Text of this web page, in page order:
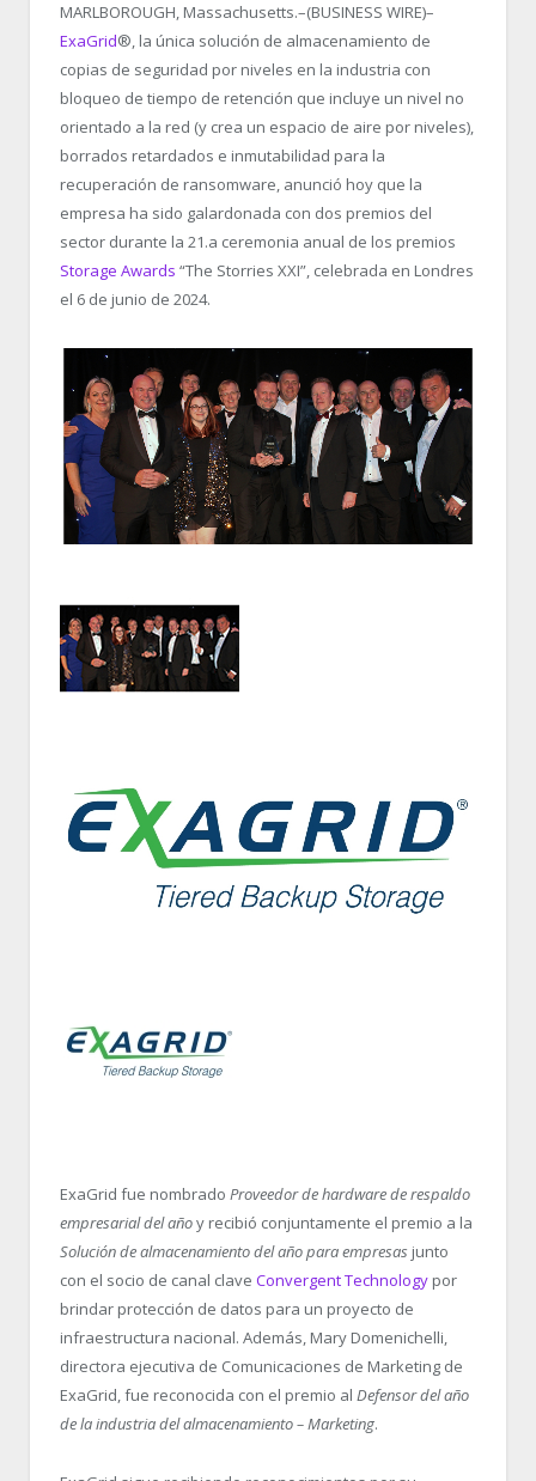
MARLBOROUGH, Massachusetts.–(BUSINESS WIRE)–
ExaGrid®, la única solución de almacenamiento de
copias de seguridad por niveles en la industria con
bloqueo de tiempo de retención que incluye un nivel no
orientado a la red (y crea un espacio de aire por niveles),
borrados retardados e inmutabilidad para la
recuperación de ransomware, anunció hoy que la
empresa ha sido galardonada con dos premios del
sector durante la 21.a ceremonia anual de los premios
Storage Awards “The Storries XXI”, celebrada en Londres
el 6 de junio de 2024.
ExaGrid fue nombrado Proveedor de hardware de respaldo
empresarial del añoy recibió conjuntamente el premio a la
Solución de almacenamiento del año para empresas junto
con el socio de canal clave Convergent Technology por
brindar protección de datos para un proyecto de
infraestructura nacional. Además, Mary Domenichelli,
directora ejecutiva de Comunicaciones de Marketing de
ExaGrid, fue reconocida con el premio al Defensor del año
de la industria del almacenamiento – Marketing.